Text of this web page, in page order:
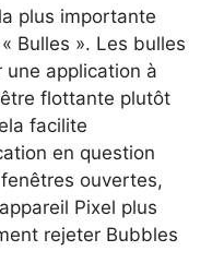
plus importante
Bulles ». Les bulles
application à
flottante plutôt
facilite
en question
ouvertes,
Pixel plus
rejeter Bubbles